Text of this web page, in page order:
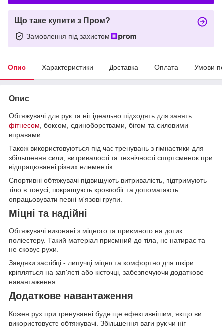
Що таке купити з Пром?
Замовлення під захистом
Опис Характеристики Доставка Оплата Умови
Опис
Обтяжувачі для рук та ніг ідеально підходять для занять
фітнесом , боксом, єдиноборствами, бігом та силовими
вправами.
Також використовуються під час тренувань з гімнастики для
збільшення сили, витривалості та технічності спортсменок при
відпрацюванні різних елементів.
Спортивні обтяжувачі підвищують витривалість, підтримують
тіло в тонусі, покращують кровообіг та допомагають
опрацьовувати певні м'язові групи.
Міцні та надійні
Обтяжувачі виконані з міцного та приємного на дотик
поліестеру. Такий матеріал приємний до тіла, не натирає та
не сковує рухи.
Завдяки застібці - липучці міцно та комфортно для шкіри
кріпляться на зап'ясті або кісточці, забезпечуючи додаткове
навантаження.
Додаткове навантаження
Кожен рух при тренуванні буде ще ефективнішим, якщо ви
використовуєте обтяжувачі. Збільшення ваги рук чи ніг